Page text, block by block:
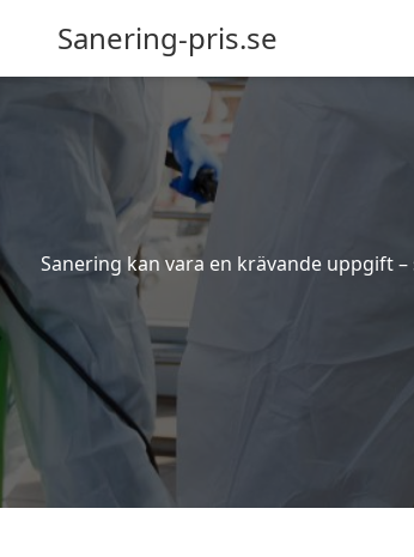
Sanering-pris.se
Sanering kan vara en krävande uppgift